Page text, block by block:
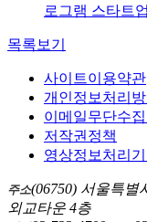
로그램 스타트
목록보기
사이트이용약관
개인정보처리
이메일무단수
저작권정책
영상정보처리
주소(06750) 서울특별
외교타운 4층